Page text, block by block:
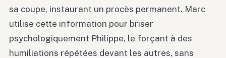
sa coupe, instaurant un procès permanent. Marc
utilise cette information pour briser
psychologiquement Philippe, le forçant à des
humiliations répétées devant les autres, sans